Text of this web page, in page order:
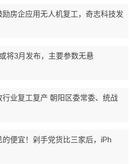
励房企应用无人机复工，奇志科技发
将3月发布，主要参数无悬
行业复工复产 朝阳区委常委、统战
的便宜！剁手党货比三家后，iPh